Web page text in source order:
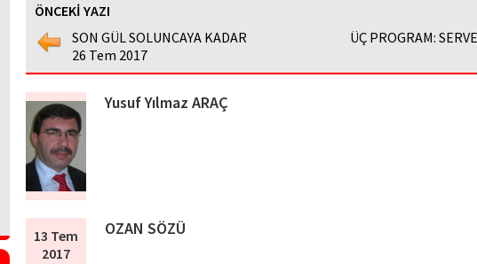
ÖNCEKİ YAZI
SON GÜL SOLUNCAYA KADAR
26 Tem 2017
ÜÇ PROGRAM:
Yusuf Yılmaz ARAÇ
13 Tem
2017
OZAN SÖZÜ